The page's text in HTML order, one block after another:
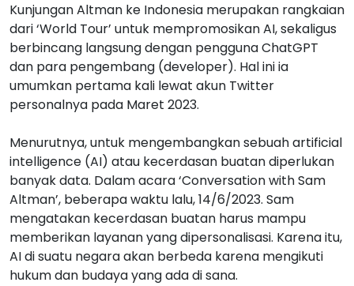
Kunjungan Altman ke Indonesia merupakan rangkaian
dari ‘World Tour’ untuk mempromosikan AI, sekaligus
berbincang langsung dengan pengguna ChatGPT
dan para pengembang (developer). Hal ini ia
umumkan pertama kali lewat akun Twitter
personalnya pada Maret 2023.
Menurutnya, untuk mengembangkan sebuah artificial
intelligence (AI) atau kecerdasan buatan diperlukan
banyak data. Dalam acara ‘Conversation with Sam
Altman’, beberapa waktu lalu, 14/6/2023. Sam
mengatakan kecerdasan buatan harus mampu
memberikan layanan yang dipersonalisasi. Karena itu,
AI di suatu negara akan berbeda karena mengikuti
hukum dan budaya yang ada di sana.